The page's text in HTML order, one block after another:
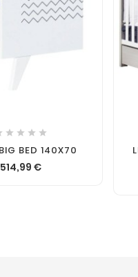
   
BED 140X70
514,99 €